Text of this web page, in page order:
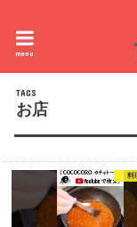
menu
お店
料